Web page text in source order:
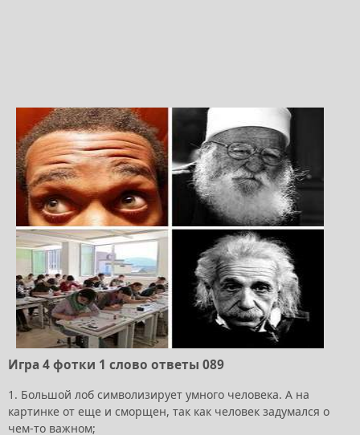
Игра 4 фотки 1 слово ответы 089
1. Большой лоб символизирует умного человека. А на
картинке от еще и сморщен, так как человек задумался о
чем-то важном;